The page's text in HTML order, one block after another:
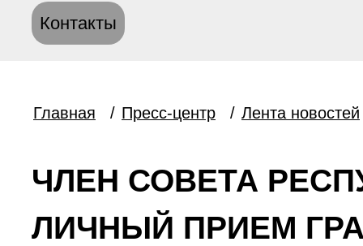
Контакты
Главная / Пресс-центр / Лента новостей
ЧЛЕН СОВЕТА
ЛИЧНЫЙ ПРИЕМ